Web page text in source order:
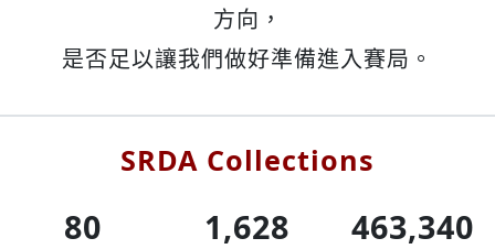
方向，
是否足以讓我們做好準備進入賽局。
SRDA Collections
80 1,628 463,340